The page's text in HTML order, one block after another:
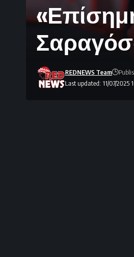
Last updated: 11/07/2025
REDNEWS Team